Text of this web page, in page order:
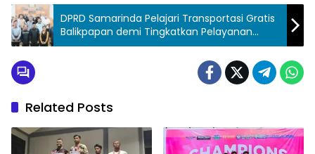
DPRD Samarinda Pelajari Transportasi Gratis
Balikpapan demi Tingkatkan Pelayanan
Publik
Related Posts